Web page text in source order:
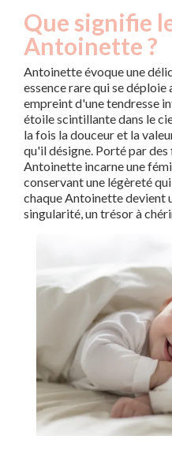
Que signifie
Antoinette ?
Antoinette évoque une
essence rare qui se déploie
empreint d'une tendresse
étoile scintillante dans le
la fois la douceur et la
qu'il désigne. Porté par
Antoinette incarne une
conservant une légèreté
chaque Antoinette devient
singularité, un trésor à